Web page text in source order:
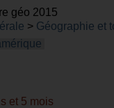
géo 2015
> Géographie et
et 5 mois